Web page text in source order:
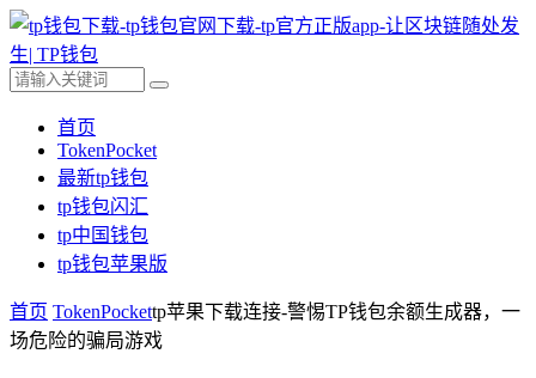
首页
TokenPocket
最新tp钱包
tp钱包闪汇
tp中国钱包
tp钱包苹果版
首页 TokenPockettp苹果下载连接-警惕TP钱包余额生成器，一
场危险的骗局游戏